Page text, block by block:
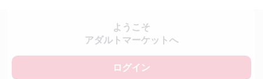
ようこそ
アダルトマーケットへ
ログイン